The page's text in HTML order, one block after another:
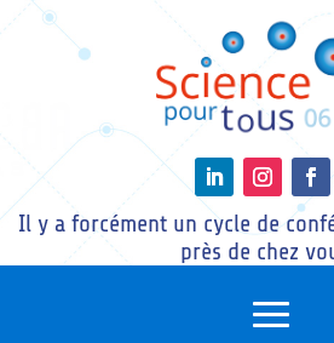
Il y a forcément un cycle de
près de chez